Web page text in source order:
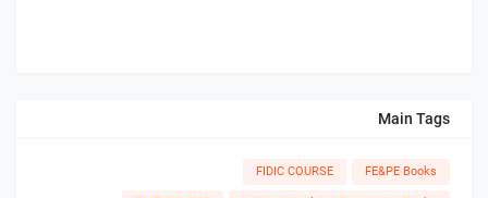
Main Tags
FE&PE Books
FIDIC COURSE